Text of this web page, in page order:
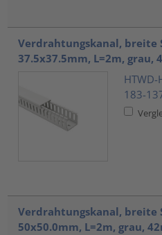
Verdrahtungskanal, breite
37.5x37.5mm, L=2m, grau,
HTWD-
183-
Verdrahtungskanal, breite
50x50.0mm, L=2m, grau,